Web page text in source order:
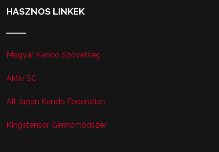
HASZNOS LINKEK
Magyar Kendo Szövetség
Aktív SC
All Japan Kendo Federation
Kingstensor Gerincmódszer